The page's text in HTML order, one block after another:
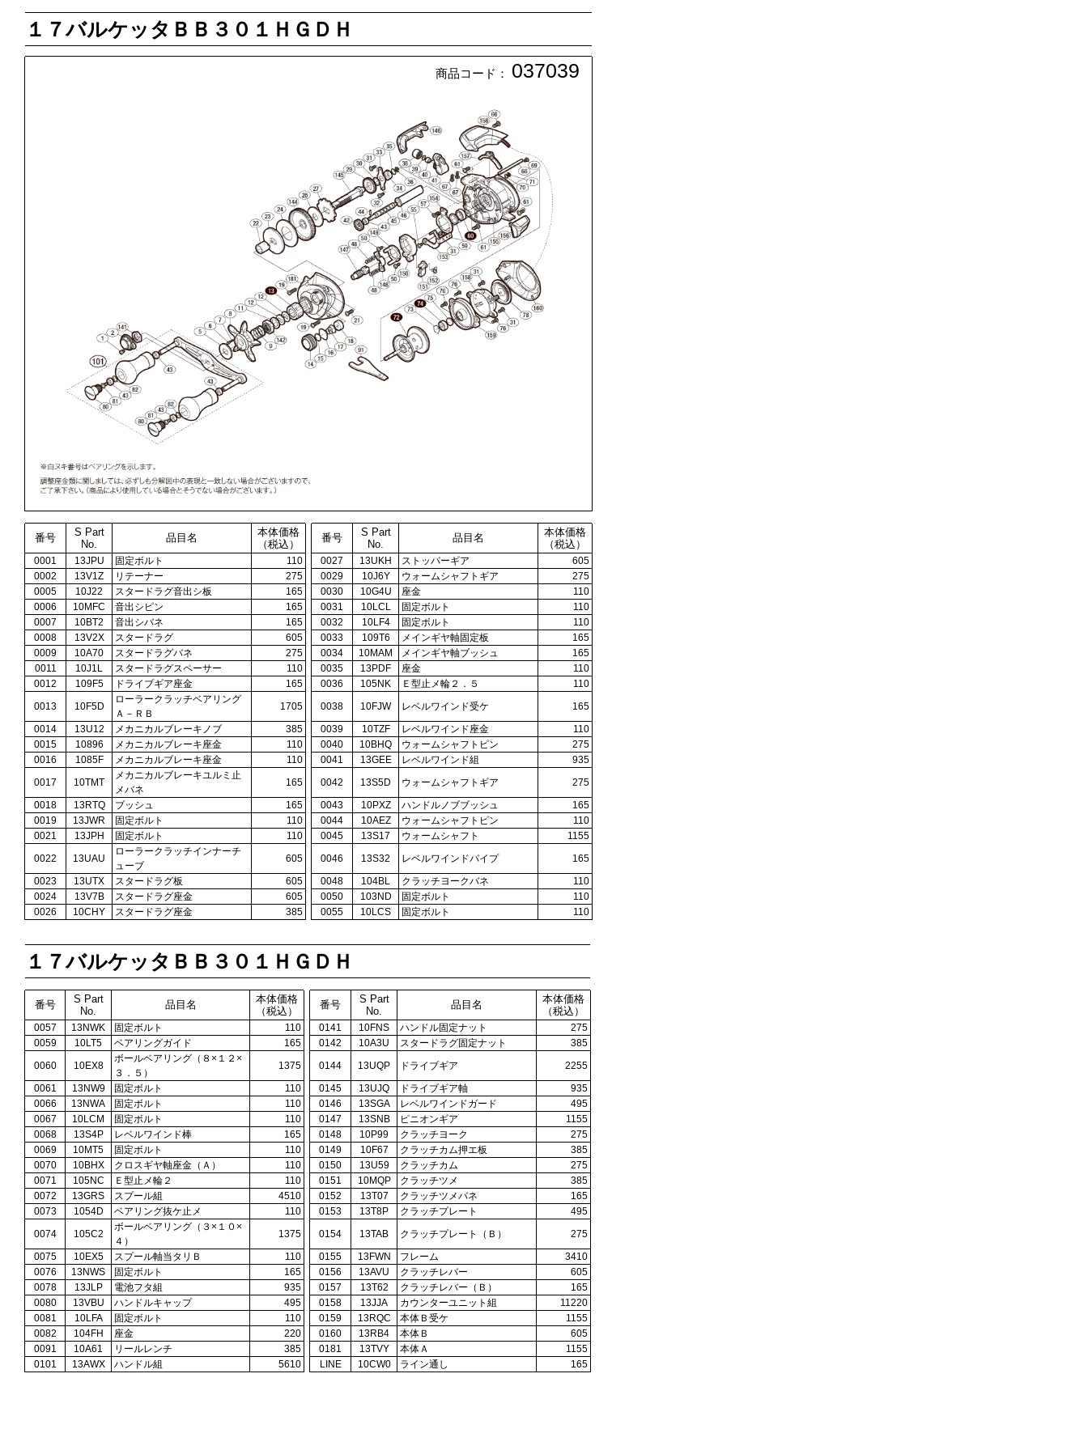
１７バルケッタＢＢ３０１ＨＧＤＨ
商品コード： 037039
番号
S Part
No.
品目名
本体価格
（税込）
番号
S Part
No.
品目名
本体価格
（税込）
0001 13JPU 固定ボルト 110 0027 13UKH ストッパーギア
605
0002
13V1Z リテーナー 275 0029 10J6Y ウォームシャフトギア
275
0005
10J22 スタードラグ音出シ板 165 0030 10G4U 座金
110
0006
10MFC 音出シピン 165 0031 10LCL 固定ボルト
110
0007
10BT2 音出シバネ 165 0032 10LF4 固定ボルト
110
0008
13V2X スタードラグ 605 0033 109T6 メインギヤ軸固定板
165
0009
10A70 スタードラグバネ 275 0034 10MAM メインギヤ軸ブッシュ
165
0011
10J1L スタードラグスペーサー 110 0035 13PDF 座金
110
0012
109F5 ドライブギア座金 165 0036 105NK Ｅ型止メ輪２．５
110
0013
10F5D
ローラークラッチベアリング
Ａ－ＲＢ
1705 0038 10FJW レベルワインド受ケ
165
0014
13U12 メカニカルブレーキノブ 385 0039 10TZF レベルワインド座金
110
0015
10896 メカニカルブレーキ座金 110 0040 10BHQ ウォームシャフトピン
275
0016
1085F メカニカルブレーキ座金 110 0041 13GEE レベルワインド組
935
0017
10TMT
メカニカルブレーキユルミ止
メバネ
165 0042 13S5D ウォームシャフトギア
275
0018
13RTQ ブッシュ 165 0043 10PXZ ハンドルノブブッシュ
165
0019
13JWR 固定ボルト 110 0044 10AEZ ウォームシャフトピン
110
0021
13JPH 固定ボルト 110 0045 13S17 ウォームシャフト
1155
0022
13UAU
ローラークラッチインナーチ
ューブ
605 0046 13S32 レベルワインドパイプ
165
0023
13UTX スタードラグ板 605 0048 104BL クラッチヨークバネ
110
0024
13V7B スタードラグ座金 605 0050 103ND 固定ボルト
110
0026
10CHY スタードラグ座金 385 0055 10LCS 固定ボルト 110
１７バルケッタＢＢ３０１ＨＧＤＨ
番号
S Part
No.
品目名
本体価格
（税込）
番号
S Part
No.
品目名
本体価格
（税込）
0057 13NWK 固定ボルト 110 0141 10FNS ハンドル固定ナット
275
0059
10LT5 ベアリングガイド 165 0142 10A3U スタードラグ固定ナット
385
0060
10EX8
ボールベアリング（８×１２×
３．５）
1375 0144 13UQP ドライブギア
2255
0061
13NW9 固定ボルト 110 0145 13UJQ ドライブギア軸
935
0066
13NWA 固定ボルト 110 0146 13SGA レベルワインドガード
495
0067
10LCM 固定ボルト 110 0147 13SNB ピニオンギア
1155
0068
13S4P レベルワインド棒 165 0148 10P99 クラッチヨーク
275
0069
10MT5 固定ボルト 110 0149 10F67 クラッチカム押エ板
385
0070
10BHX クロスギヤ軸座金（Ａ） 110 0150 13U59 クラッチカム
275
0071
105NC Ｅ型止メ輪２ 110 0151 10MQP クラッチツメ
385
0072
13GRS スプール組 4510 0152 13T07 クラッチツメバネ
165
0073
1054D ベアリング抜ケ止メ 110 0153 13T8P クラッチプレート
495
0074
105C2
ボールベアリング（３×１０×
４）
1375 0154 13TAB クラッチプレート（Ｂ）
275
0075
10EX5 スプール軸当タリＢ 110 0155 13FWN フレーム
3410
0076
13NWS 固定ボルト 165 0156 13AVU クラッチレバー
605
0078
13JLP 電池フタ組 935 0157 13T62 クラッチレバー（Ｂ）
165
0080
13VBU ハンドルキャップ 495 0158 13JJA カウンターユニット組
11220
0081
10LFA 固定ボルト 110 0159 13RQC 本体Ｂ受ケ
1155
0082
104FH 座金 220 0160 13RB4 本体Ｂ
605
0091
10A61 リールレンチ 385 0181 13TVY 本体Ａ
1155
0101
13AWX ハンドル組 5610 LINE 10CW0 ライン通し 165